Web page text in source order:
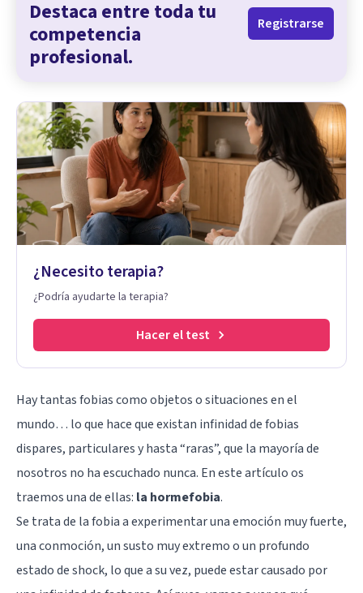
Destaca entre toda tu
competencia
profesional.
Registrarse
¿Necesito terapia?
¿Podría ayudarte la terapia?
Hacer el test
Hay tantas fobias como objetos o situaciones en el
mundo… lo que hace que existan infinidad de fobias
dispares, particulares y hasta “raras”, que la mayoría de
nosotros no ha escuchado nunca. En este artículo os
traemos una de ellas: la hormefobia.
Se trata de la fobia a experimentar una emoción muy fuerte,
una conmoción, un susto muy extremo o un profundo
estado de shock, lo que a su vez, puede estar causado por